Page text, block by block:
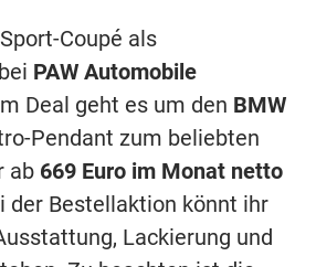
Coupé als
PAW Automobile
Deal geht es um den BMW
Pendant zum beliebten
ab 669 Euro im Monat netto
der Bestellaktion könnt ihr
Lackierung und